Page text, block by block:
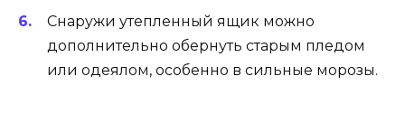
Снаружи утепленный ящик можно
дополнительно обернуть старым пледом
или одеялом, особенно в сильные морозы.